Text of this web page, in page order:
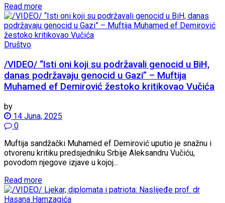
Read more
Društvo
/VIDEO/ “Isti oni koji su podržavali genocid u BiH,
danas podržavaju genocid u Gazi” – Muftija
Muhamed ef Demirović žestoko kritikovao Vučića
by
14 Juna, 2025
0
Muftija sandžački Muhamed ef Demirović uputio je snažnu i
otvorenu kritiku predsjedniku Srbije Aleksandru Vučiću,
povodom njegove izjave u kojoj...
Read more